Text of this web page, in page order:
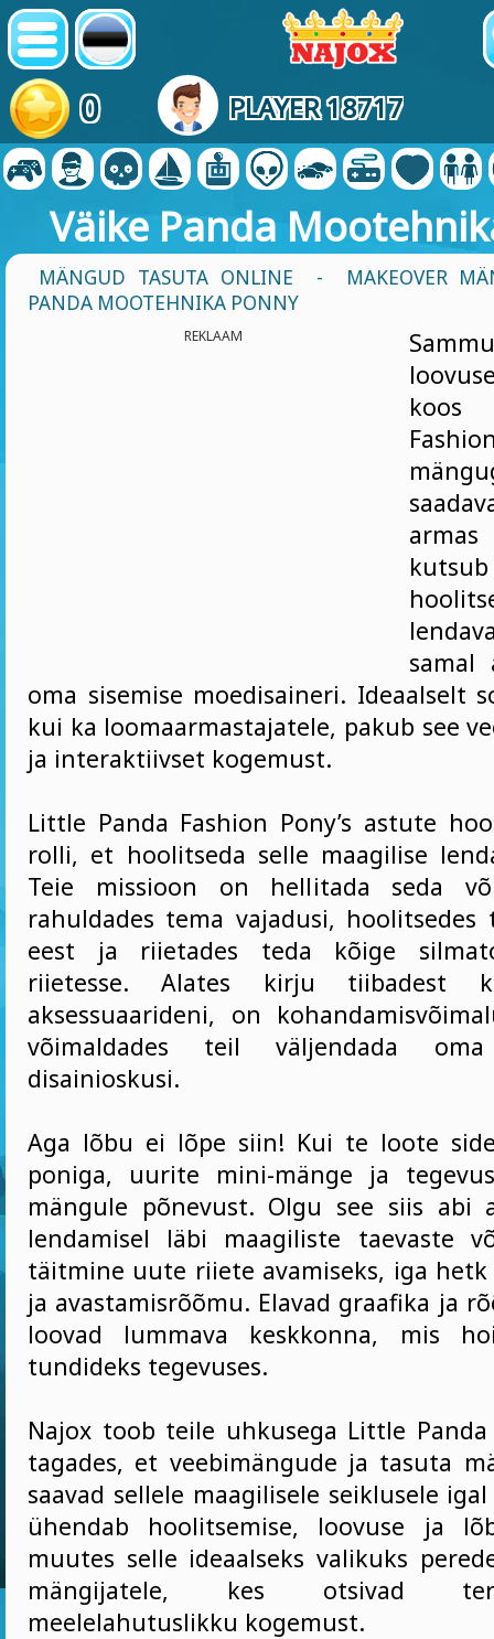
0 PLAYER 18717
Väike Panda
MÄNGUD TASUTA ONLINE -
MAKEOVER
PANDA MOOTEHNIKA PONNY
REKLAAM
koos
samal
oma sisemise moedisaineri. Ideaalselt
kui ka loomaarmastajatele, pakub see
ja interaktiivset kogemust.
Little Panda Fashion Pony’s astute
rolli, et hoolitseda selle maagilise
Teie missioon on hellitada seda
rahuldades tema vajadusi, hoolitsedes
eest ja riietades teda kõige
riietesse. Alates kirju tiibadest
aksessuaarideni, on
võimaldades teil väljendada
disainioskusi.
Aga lõbu ei lõpe siin! Kui te loote
poniga, uurite mini-mänge ja
mängule põnevust. Olgu see siis abi
lendamisel läbi maagiliste taevaste
täitmine uute riiete avamiseks, iga
ja avastamisrõõmu. Elavad graafika ja
loovad lummava keskkonna, mis
tundideks tegevuses.
Najox toob teile uhkusega Little Panda
tagades, et veebimängude ja tasuta
saavad sellele maagilisele seiklusele
ühendab hoolitsemise, loovuse ja
muutes selle ideaalseks valikuks
mängijatele, kes otsivad
meelelahutuslikku kogemust.